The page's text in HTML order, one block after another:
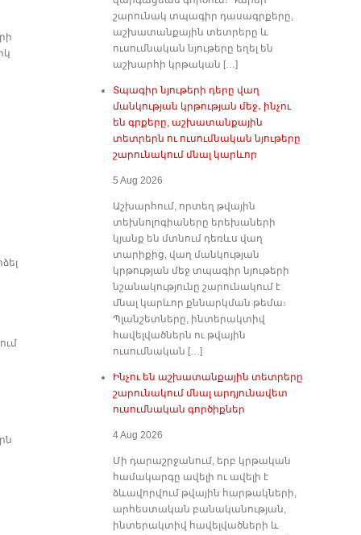
շարունակ տպագիր դասագրքերը,
աշխատանքային տետրերը և
ուսումնական նյութերը եղել են
աշխարհի կրթական […]
Տպագիր նյութերի դերը վաղ
մանկության կրթության մեջ․ ինչու
են գրքերը, աշխատանքային
տետրերն ու ուսումնական նյութերը
շարունակում մնալ կարևոր
5 Aug 2026
Աշխարհում, որտեղ թվային
տեխնոլոգիաները երեխաների
կյանք են մտնում դեռևս վաղ
տարիքից, վաղ մանկության
կրթության մեջ տպագիր նյութերի
նշանակությունը շարունակում է
մնալ կարևոր քննարկման թեմա։
Պլանշետները, ինտերակտիվ
հավելվածներն ու թվային
ուսումնական […]
Ինչու են աշխատանքային տետրերը
շարունակում մնալ արդյունավետ
ուսումնական գործիքներ
4 Aug 2026
Մի դարաշրջանում, երբ կրթական
համակարգը ավելի ու ավելի է
ձևավորվում թվային հարթակների,
արհեստական բանականության,
ինտերակտիվ հավելվածների և